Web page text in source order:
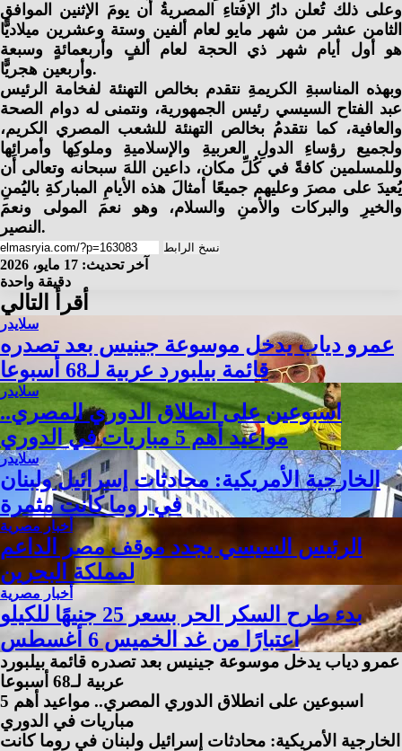
وعلى ذلك تُعلن دارُ الإفتاءِ المصريةُ أن يومَ الإثنين الموافق
الثامن عشر من شهر مايو لعام ألفين وستة وعشرين ميلاديًّا
هو أول أيام شهر ذي الحجة لعام ألفٍ وأربعمائةٍ وسبعة
وأربعين هجريًّا.
وبهذه المناسبةِ الكريمةِ نتقدم بخالص التهنئة لفخامة الرئيس
عبد الفتاح السيسي رئيس الجمهورية، ونتمنى له دوام الصحة
والعافية، كما نتقدمُ بخالص التهنئة للشعب المصري الكريم،
ولجميع رؤساءِ الدولِ العربيةِ والإسلاميةِ وملوكِها وأمرائِها
وللمسلمين كافةً في كُلِّ مكان، داعين اللهَ سبحانه وتعالى أن
يُعيدَ على مصرَ وعليهم جميعًا أمثالَ هذه الأيامِ المباركةِ باليُمنِ
والخيرِ والبركات والأمنِ والسلام، وهو نعمَ المولى ونعمَ
النصير.
نسخ الرابط
آخر تحديث: 17 مايو، 2026
دقيقة واحدة
أقرأ التالي
سلايدر
عمرو دياب يدخل موسوعة جينيس بعد تصدره
قائمة بيلبورد عربية لـ68 أسبوعا
سلايدر
اسبوعين على انطلاق الدوري المصري..
مواعيد أهم 5 مباريات في الدوري
سلايدر
الخارجية الأمريكية: محادثات إسرائيل ولبنان
في روما كانت مثمرة
أخبار مصرية
الرئيس السيسي يجدد موقف مصر الداعم
لمملكة البحرين
أخبار مصرية
بدء طرح السكر الحر بسعر 25 جنيهًا للكيلو
اعتبارًا من غد الخميس 6 أغسطس
عمرو دياب يدخل موسوعة جينيس بعد تصدره قائمة بيلبورد
عربية لـ68 أسبوعا
اسبوعين على انطلاق الدوري المصري.. مواعيد أهم 5
مباريات في الدوري
الخارجية الأمريكية: محادثات إسرائيل ولبنان في روما كانت